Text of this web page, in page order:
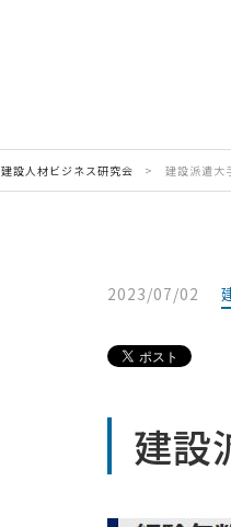
建設人材ビジネス研究会 > 建設派遣大
2023/07/02
建設